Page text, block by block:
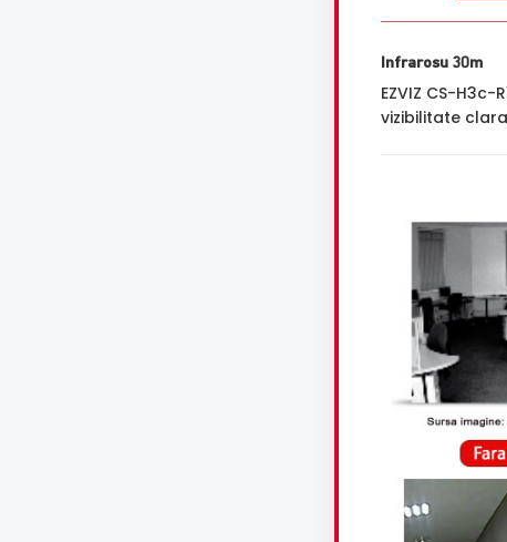
Infrarosu 30m
EZVIZ CS-
vizibilitate